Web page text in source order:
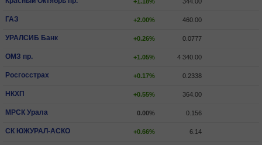
ГАЗ +2.00% 460.00
УРАЛСИБ Банк +0.26% 0.0777
ОМЗ пр. +1.05% 4 340.00
Росгосстрах +0.17% 0.2338
НКХП +0.55% 364.00
МРСК Урала 0.00% 0.156
СК ЮЖУРАЛ-АСКО +0.66% 6.14